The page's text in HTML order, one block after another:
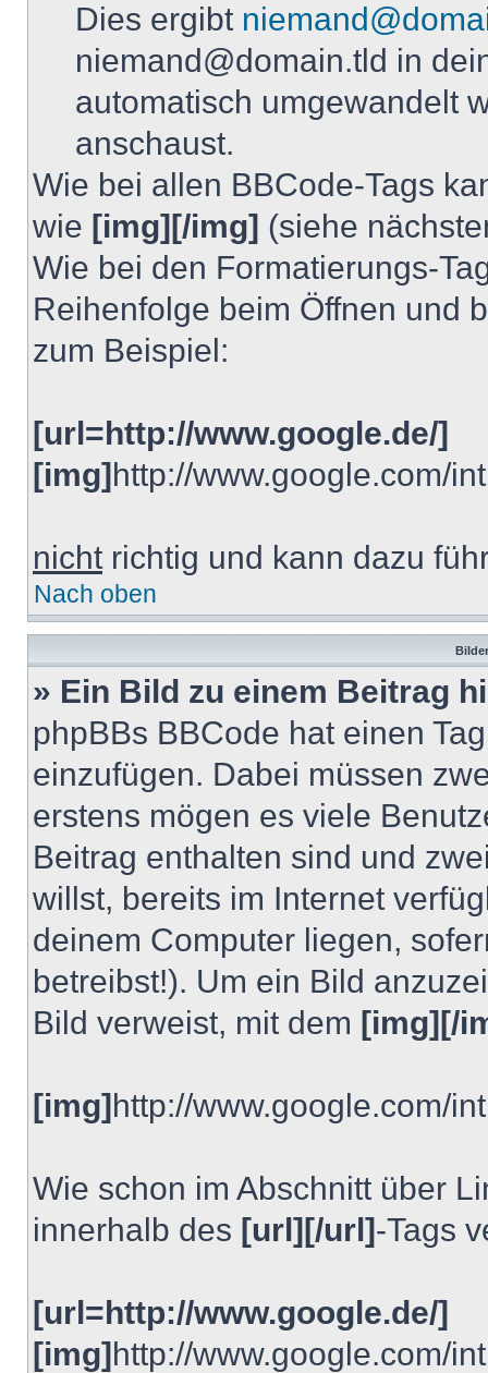
Dies ergibt
niemand@domain.tld in
automatisch umgewandelt
anschaust.
Wie bei allen BBCode-Tags
wie [img][/img] (siehe
Wie bei den Formatierungs-
Reihenfolge beim Öffnen und
zum Beispiel:
[url=http://www.google.de/]
[img]http://www.google.com/
nicht richtig und kann dazu
Nach oben
» Ein Bild zu einem Beitrag
phpBBs BBCode hat einen
einzufügen. Dabei müssen
erstens mögen es viele
Beitrag enthalten sind und
willst, bereits im Internet
deinem Computer liegen,
betreibst!). Um ein Bild
Bild verweist, mit dem [img][/
[img]http://www.google.com/
Wie schon im Abschnitt über
innerhalb des [url][/url]-Tags
[url=http://www.google.de/]
[img]http://www.google.com/